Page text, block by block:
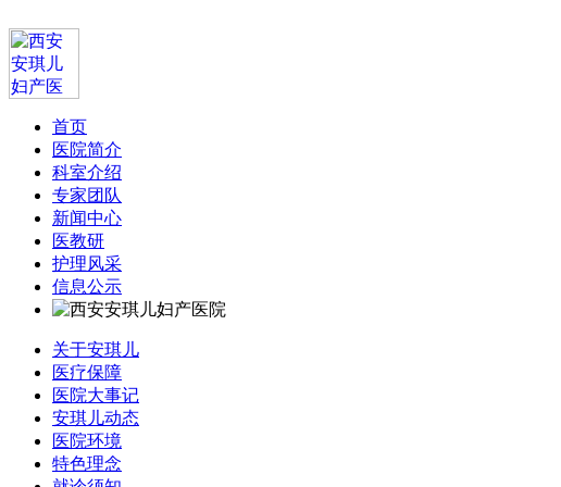
首页
医院简介
科室介绍
专家团队
新闻中心
医教研
护理风采
信息公示
关于安琪儿
医疗保障
医院大事记
安琪儿动态
医院环境
特色理念